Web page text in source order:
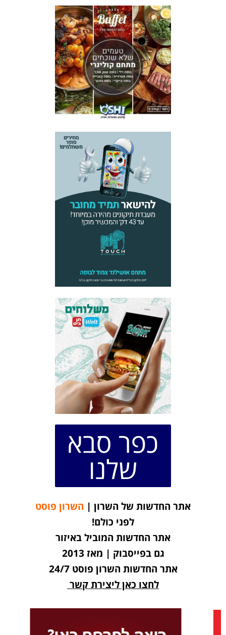
כפר סבא
שלנו
אתר החדשות של השרון | השרון פוסט
לפני כולם!
אתר החדשות המוביל באיזור
גם בפייסבוק | מאז 2013
אתר החדשות השרון פוסט 24/7
לחצו כאן ליצירת קשר